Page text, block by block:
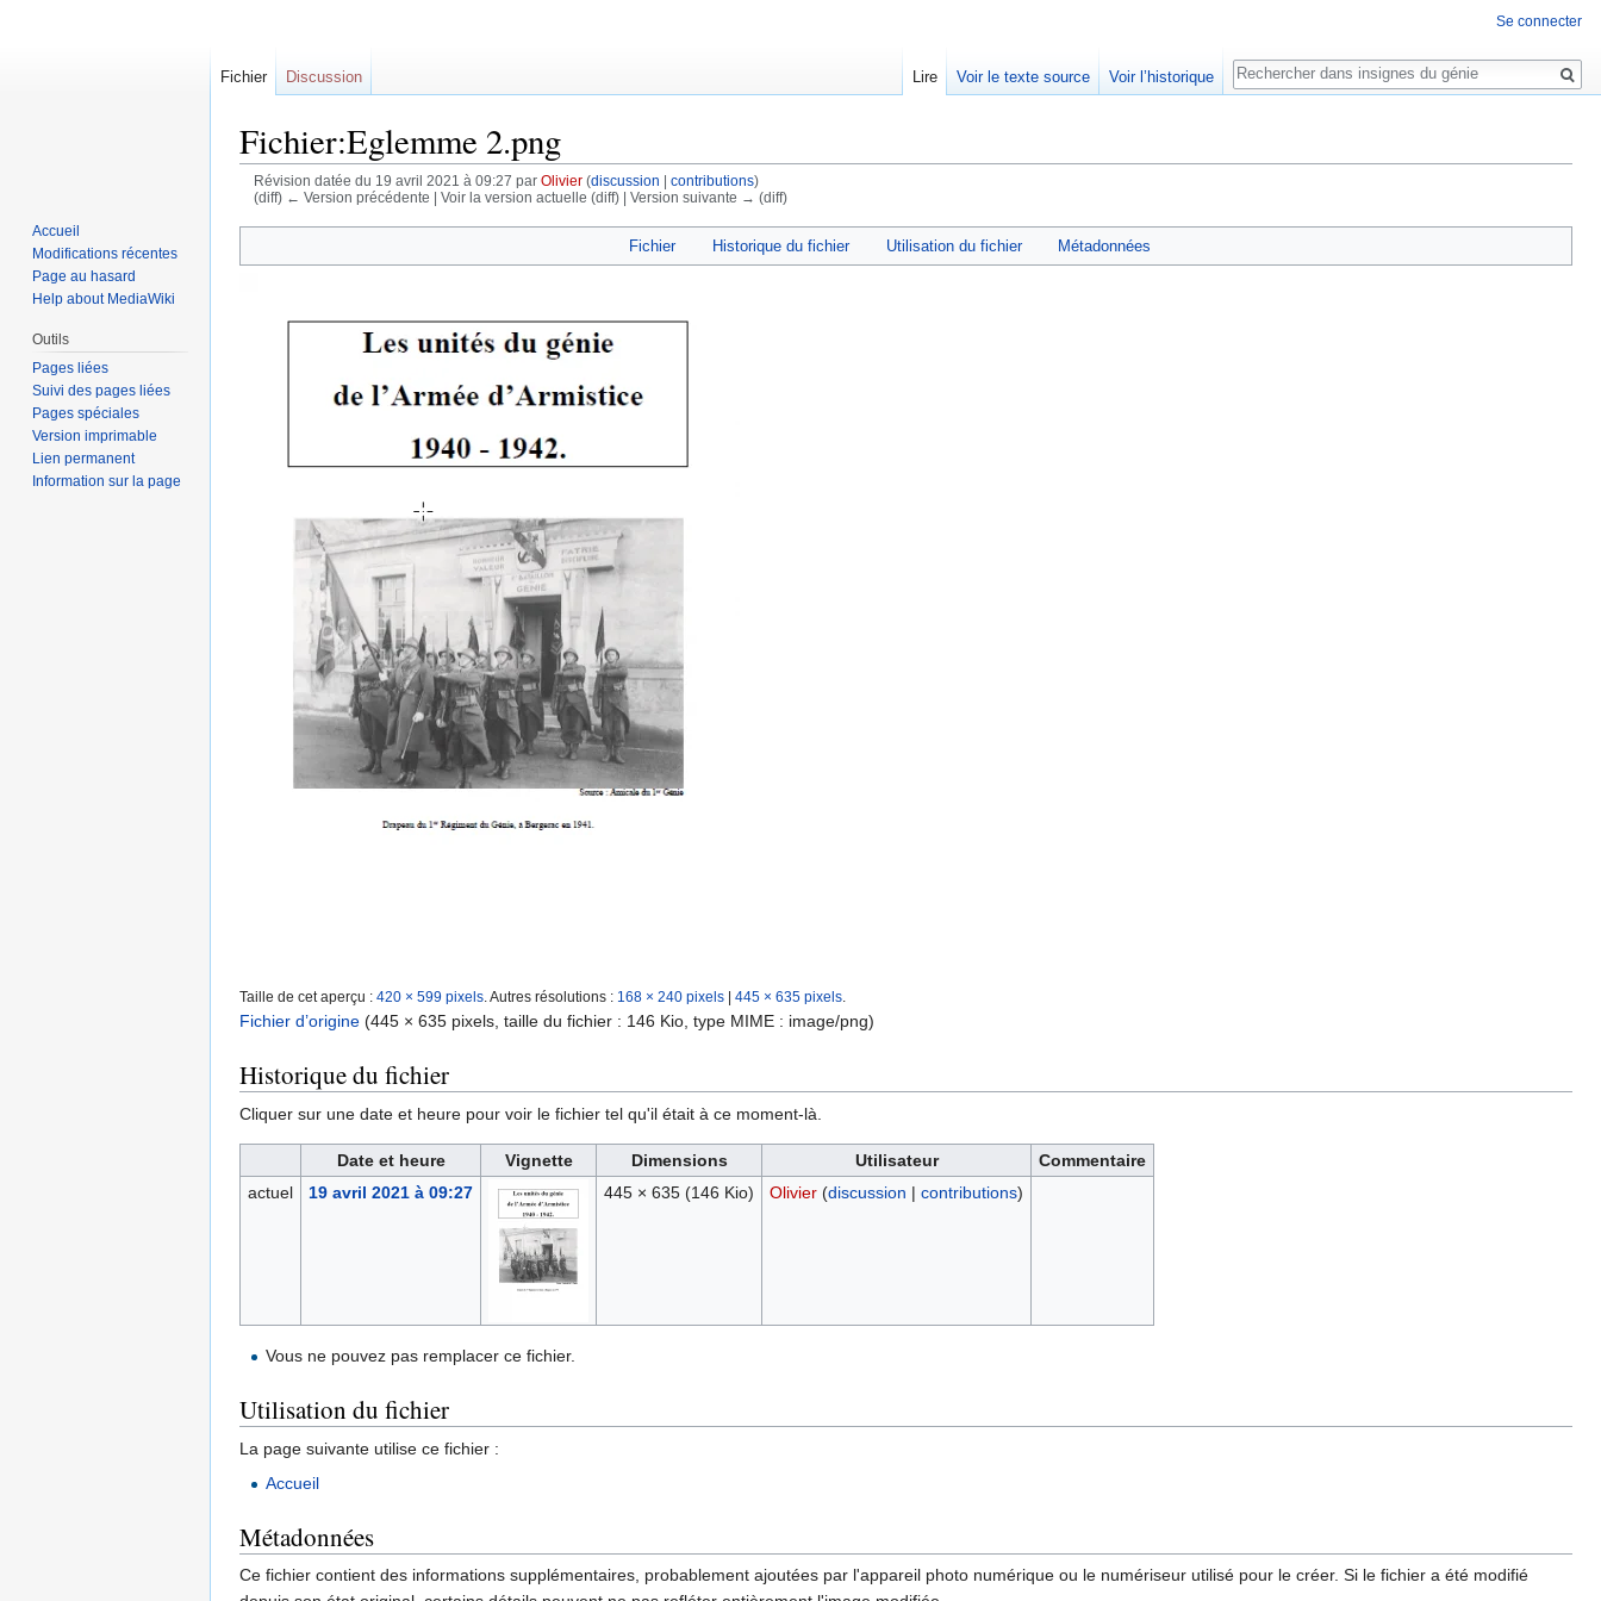
Fichier:Eglemme 2.png
Révision datée du 19 avril 2021 à 09:27 par Olivier (discussion contributions)
(diff) ← Version précédente | Voir la version actuelle (diff) | Version suivante → (diff)
à
navigation
à
recherche
Fichier Historique du fichier Utilisation du fichier Métadonnées
Taille de cet aperçu : 420 × 599 pixels Autres résolutions : 168 × 240 pixels 445 × 635 pixels
Fichier d’origine (445 × 635 pixels, taille du fichier : 146 Kio, type MIME : image/png)
Historique du fichier
Cliquer sur une date et heure pour voir le fichier tel qu'il était à ce moment-là.
Date et heure Vignette Dimensions Utilisateur
Commentaire
actuel
19 avril 2021 à 09:27 445 × 635 (146 Kio) Olivier (discussion | contributions)
Vous ne pouvez pas remplacer ce fichier.
Utilisation du fichier
La page suivante utilise ce fichier :
Accueil
Métadonnées
Ce fichier contient des informations supplémentaires, probablement ajoutées par l'appareil photo numérique ou le numériseur utilisé pour le créer. Si le fichier a été modifié
Se connecter
Fichier Discussion Lire Voir le texte source Voir l’historique
Rechercher
Accueil
Modifications récentes
Page au hasard
Help about MediaWiki
Outils
Pages liées
Suivi des pages liées
Pages spéciales
Version imprimable
Lien permanent
Information sur la page